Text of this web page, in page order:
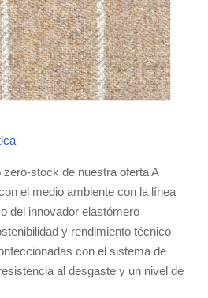
stock de nuestra oferta A
el medio ambiente con la línea
del innovador elastómero
y rendimiento técnico
con el sistema de
al desgaste y un nivel de